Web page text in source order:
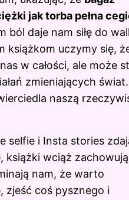
jak torba pełna
ból daje nam siłę do
książkom uczymy się,
w całości, ale może
zmieniających świat.
naszą
selfie i Insta stories
książki wciąż zachowują
nam, że warto
zjeść coś pysznego i